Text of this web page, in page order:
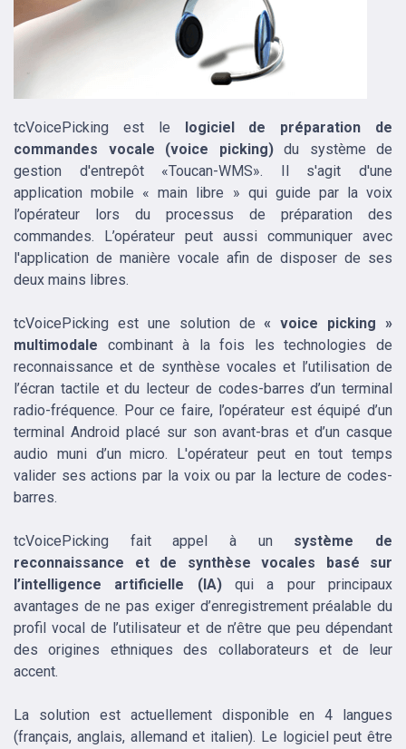
tcVoicePicking est le logiciel de préparation de
commandes vocale (voice picking)du système de
gestion d'entrepôt «Toucan-WMS». Il s'agit d'une
application mobile « main libre » qui guide par la voix
l’opérateur lors du processus de préparation des
commandes. L’opérateur peut aussi communiquer avec
l'application de manière vocale afin de disposer de ses
deux mains libres.
tcVoicePicking est une solution de« voice picking »
multimodale combinant à la fois les technologies de
reconnaissance et de synthèse vocales et l’utilisation de
l’écran tactile et du lecteur de codes-barres d’un terminal
radio-fréquence. Pour ce faire, l’opérateur est équipé d’un
terminal Android placé sur son avant-bras et d’un casque
audio muni d’un micro. L'opérateur peut en tout temps
valider ses actions par la voix ou par la lecture de codes-
barres.
tcVoicePicking fait appel à un système de
reconnaissance et de synthèse vocales basé sur
l’intelligence artificielle (IA)qui a pour principaux
avantages de ne pas exiger d’enregistrement préalable du
profil vocal de l’utilisateur et de n’être que peu dépendant
des origines ethniques des collaborateurs et de leur
accent.
La solution est actuellement disponible en 4 langues
(français, anglais, allemand et italien). Le logiciel peut être